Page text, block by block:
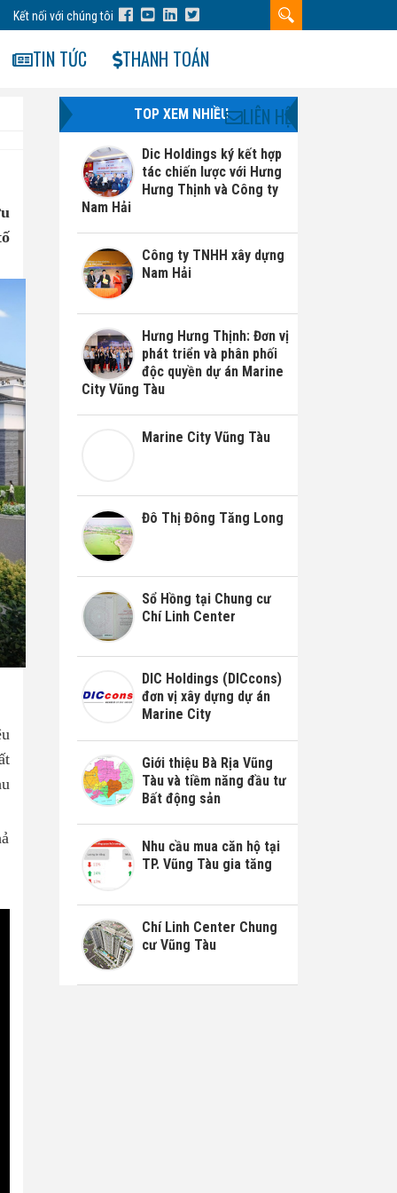
Kết nối với chúng tôi
TIN TỨC THANH TOÁN
LIÊN HỆ
TOP XEM NHIỀU
Dic Holdings ký kết hợp
tác chiến lược với Hưng
Hưng Thịnh và Công ty
Nam Hải
Công ty TNHH xây dựng
Nam Hải
Hưng Hưng Thịnh: Đơn vị
phát triển và phân phối
độc quyền dự án Marine
City Vũng Tàu
Marine City Vũng Tàu
Đô Thị Đông Tăng Long
Sổ Hồng tại Chung cư
Chí Linh Center
DIC Holdings (DICcons)
đơn vị xây dựng dự án
Marine City
Giới thiệu Bà Rịa Vũng
Tàu và tiềm năng đầu tư
Bất động sản
Nhu cầu mua căn hộ tại
TP. Vũng Tàu gia tăng
Chí Linh Center Chung
cư Vũng Tàu